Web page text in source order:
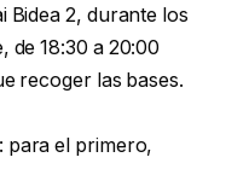
Bidea 2, durante los
de 18:30 a 20:00
recoger las bases.
para el primero,